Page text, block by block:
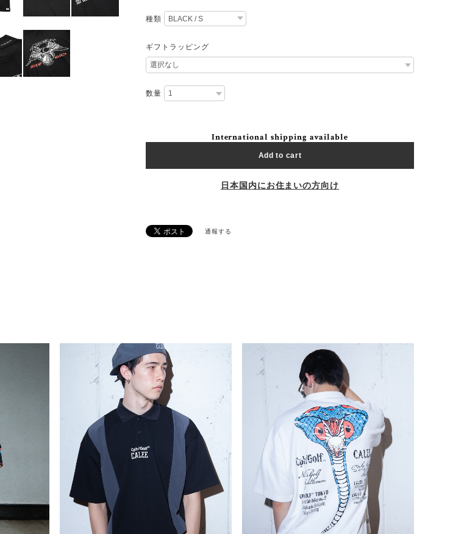
種類
ギフトラッピング
数量
International shipping available
Add to cart
日本国内にお住まいの方向け
通報する